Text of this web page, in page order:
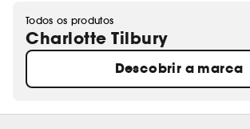
Todos os produtos
Charlotte Tilbury
Descobrir a marca